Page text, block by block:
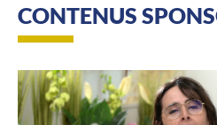
CONTENUS